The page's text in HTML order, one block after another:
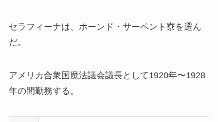
セラフィーナは、ホーンド・サーペント寮を選ん
だ。
アメリカ合衆国魔法議会議長として1920年〜1928
年の間勤務する。